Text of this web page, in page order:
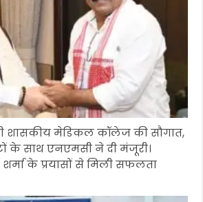
शासकीय मेडिकल कॉलेज की सौगात,
के साथ एनएमसी ने दी मंजूरी।
के प्रयासों से मिली सफलता